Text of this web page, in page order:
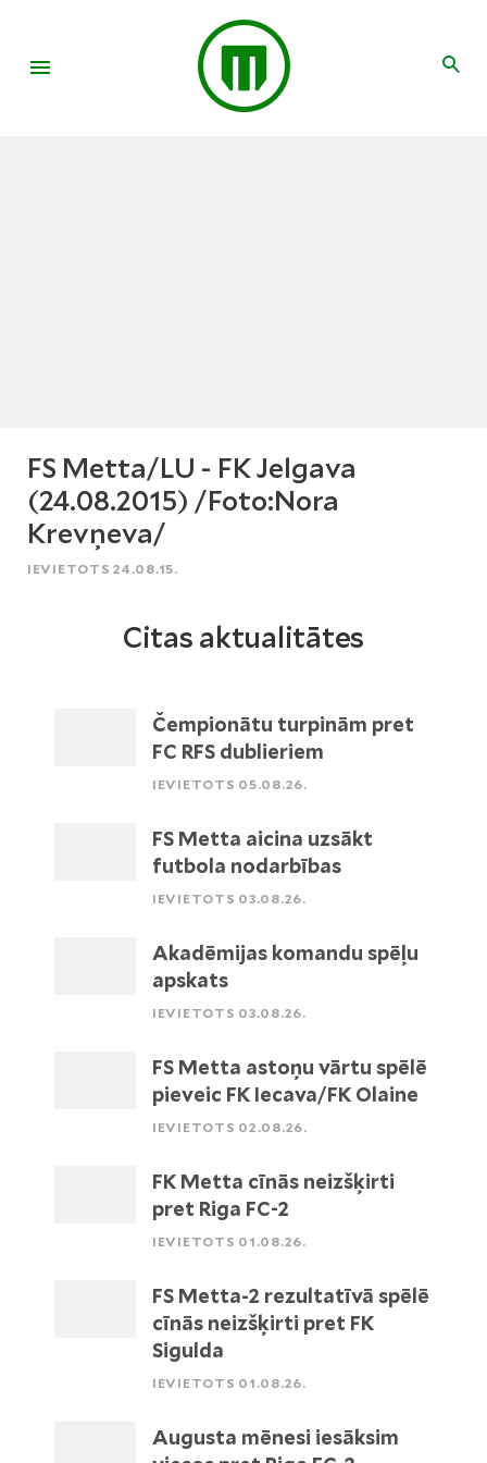
FS Metta/LU - FK Jelgava
(24.08.2015) /Foto:Nora
Krevņeva/
IEVIETOTS 24.08.15.
Citas aktualitātes
Čempionātu turpinām pret
FC RFS dublieriem
IEVIETOTS 05.08.26.
FS Metta aicina uzsākt
futbola nodarbības
IEVIETOTS 03.08.26.
Akadēmijas komandu spēļu
apskats
IEVIETOTS 03.08.26.
FS Metta astoņu vārtu spēlē
pieveic FK Iecava/FK Olaine
IEVIETOTS 02.08.26.
FK Metta cīnās neizšķirti
pret Riga FC-2
IEVIETOTS 01.08.26.
FS Metta-2 rezultatīvā spēlē
cīnās neizšķirti pret FK
Sigulda
IEVIETOTS 01.08.26.
Augusta mēnesi iesāksim